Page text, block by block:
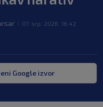
07. srp. 2026. 16:42
Google izvor